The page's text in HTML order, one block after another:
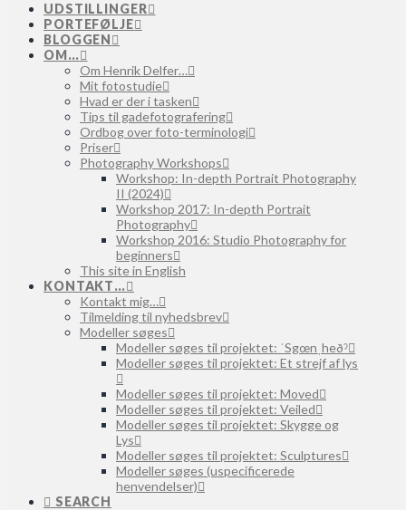
UDSTILLINGER
PORTEFØLJE
BLOGGEN
OM…
Om Henrik Delfer…
Mit fotostudie
Hvad er der i tasken
Tips til gadefotografering
Ordbog over foto-terminologi
Priser
Photography Workshops
Workshop: In-depth Portrait Photography
II (2024)
Workshop 2017: In-depth Portrait
Photography
Workshop 2016: Studio Photography for
beginners
This site in English
KONTAKT…
Kontakt mig…
Tilmelding til nyhedsbrev
Modeller søges
Modeller søges til projektet: ˈSgœnˌheðˀ
Modeller søges til projektet: Et strejf af lys
Modeller søges til projektet: Moved
Modeller søges til projektet: Veiled
Modeller søges til projektet: Skygge og
Lys
Modeller søges til projektet: Sculptures
Modeller søges (uspecificerede
henvendelser)
SEARCH